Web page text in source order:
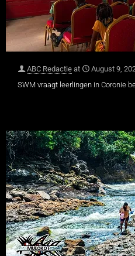
ABC Redactie at
August 9,
SWM vraagt leerlingen in Coronie